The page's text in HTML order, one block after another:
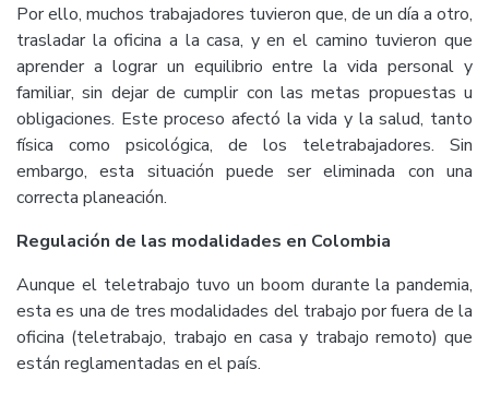
Por ello, muchos trabajadores tuvieron que, de un día a otro,
trasladar la oficina a la casa, y en el camino tuvieron que
aprender a lograr un equilibrio entre la vida personal y
familiar, sin dejar de cumplir con las metas propuestas u
obligaciones. Este proceso afectó la vida y la salud, tanto
física como psicológica, de los teletrabajadores. Sin
embargo, esta situación puede ser eliminada con una
correcta planeación.
Regulación de las modalidades en Colombia
Aunque el teletrabajo tuvo un boom durante la pandemia,
esta es una de tres modalidades del trabajo por fuera de la
oficina (teletrabajo, trabajo en casa y trabajo remoto) que
están reglamentadas en el país.